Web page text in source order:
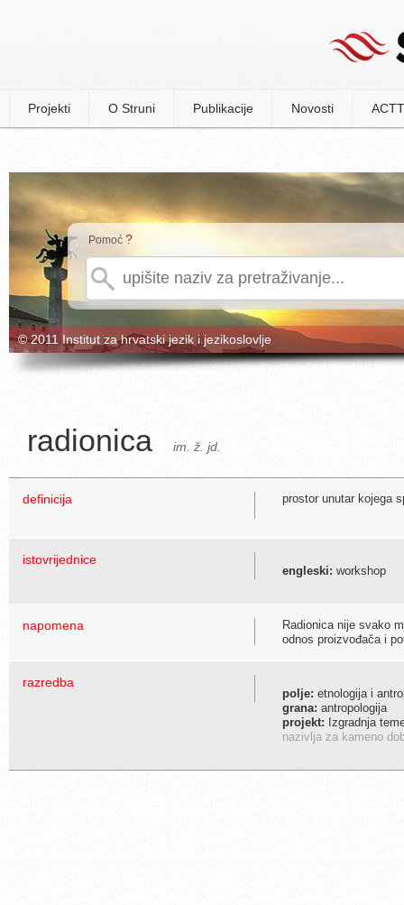
Projekti O Struni Publikacije Novosti
Pomoć ?
© 2011 Institut za hrvatski jezik i jezikoslovlje
radionica im. ž. jd.
definicija prostor unutar kojega
istovrijednice
engleski: workshop
napomena
Radionica nije svako
odnos proizvođača i
razredba
polje: etnologija i
grana: antropologija
projekt: Izgradnja
nazivlja za kameno